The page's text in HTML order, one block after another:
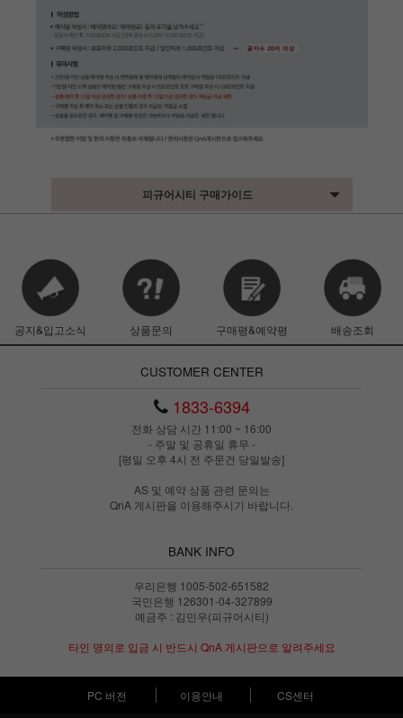
피규어시티 구매가이드
공지&입고소식 상품문의 구매평&예약평 배송조회
CUSTOMER CENTER
1833-6394
전화 상담 시간 11:00 ~ 16:00
- 주말 및 공휴일 휴무 -
[평일 오후 4시 전 주문건 당일발송]
AS 및 예약 상품 관련 문의는
QnA 게시판을 이용해주시기 바랍니다.
BANK INFO
우리은행 1005-502-651582
국민은행 126301-04-327899
예금주 : 김민우(피규어시티)
타인 명의로 입금 시 반드시 QnA 게시판으로 알려주세요
PC 버전 이용안내 CS센터